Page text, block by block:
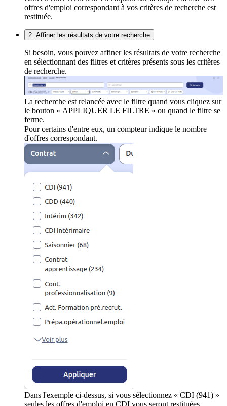
offres d'emploi correspondant à vos critères de recherche est
restituée.
2. Affiner les résultats de votre recherche
Si besoin, vous pouvez affiner les résultats de votre recherche
en sélectionnant des filtres et critères présents sous les critères
de recherche.
La recherche est relancée avec le filtre quand vous cliquez sur
le bouton « APPLIQUER LE FILTRE » ou quand le filtre se
ferme.
Pour certains d'entre eux, un compteur indique le nombre
d'offres correspondant.
Dans l'exemple ci-dessus, si vous sélectionnez « CDI (941) »
seules les offres d'emploi en CDI vous seront restituées.